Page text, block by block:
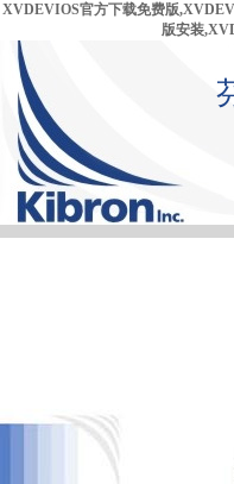
XVDEVIOS官方下载免费版
版安装